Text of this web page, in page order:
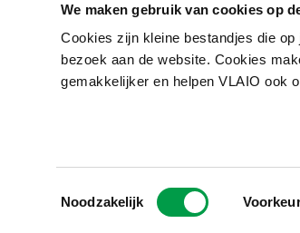
We maken gebruik van cookies op
Cookies zijn kleine bestandjes die
bezoek aan de website. Cookies
gemakkelijker en helpen VLAIO ook
Toestemmingsselectie
Noodzakelijk
een e-mail naar VLAIO. Toch iets via de
0800 20 555